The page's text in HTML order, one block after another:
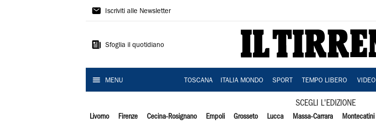
Il
Iscriviti alle Newsletter
Sfoglia il quotidiano
MENU TOSCANA ITALIA MONDO SPORT TEMPO LIBERO VIDEO
SCEGLI L'EDIZIONE
Livorno Firenze Cecina-Rosignano Empoli Grosseto Lucca Massa-Carrara Montecatini